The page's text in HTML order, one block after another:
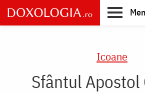
Skip
to
main
Icoane
Sfântul Apostol